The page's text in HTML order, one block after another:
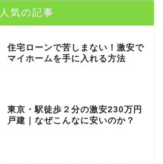
人気の記事
住宅ローンで苦しまない！激安で
マイホームを手に入れる方法
東京・駅徒歩２分の激安230万円
戸建｜なぜこんなに安いのか？